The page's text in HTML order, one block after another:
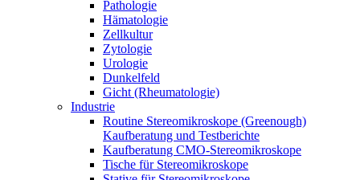
Pathologie
Hämatologie
Zellkultur
Zytologie
Urologie
Dunkelfeld
Gicht (Rheumatologie)
Industrie
Routine Stereomikroskope (Greenough)
Kaufberatung und Testberichte
Kaufberatung CMO-Stereomikroskope
Tische für Stereomikroskope